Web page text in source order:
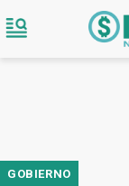
GOBIERNO